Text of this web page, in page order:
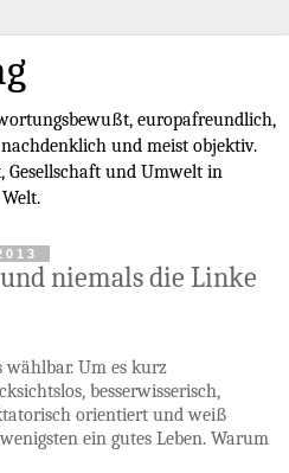
europafreundlich,
und meist objektiv.
Gesellschaft und Umwelt in
niemals die Linke
Um es kurz
besserwisserisch,
orientiert und weiß
ein gutes Leben. Warum